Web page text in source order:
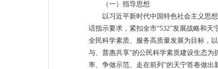
（一）指导思想
以习近平新时代中国特色社会主义思
话指示要求，紧扣全市“532”发展战略和
全民科学素质、服务高质量发展为目标，
与、普惠共享”的公民科学素质建设生态
率、争做示范、走在前列”的天宁答卷做出